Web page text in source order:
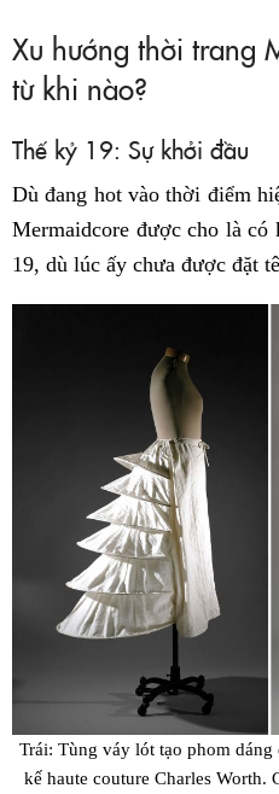
Xu hướng thời trang
từ khi nào?
Thế kỷ 19: Sự khởi đầu
Dù đang hot vào thời điểm
Mermaidcore được cho là
19, dù lúc ấy chưa được đặt
Trái: Tùng váy lót tạo phom
kế haute couture Charles Worth.